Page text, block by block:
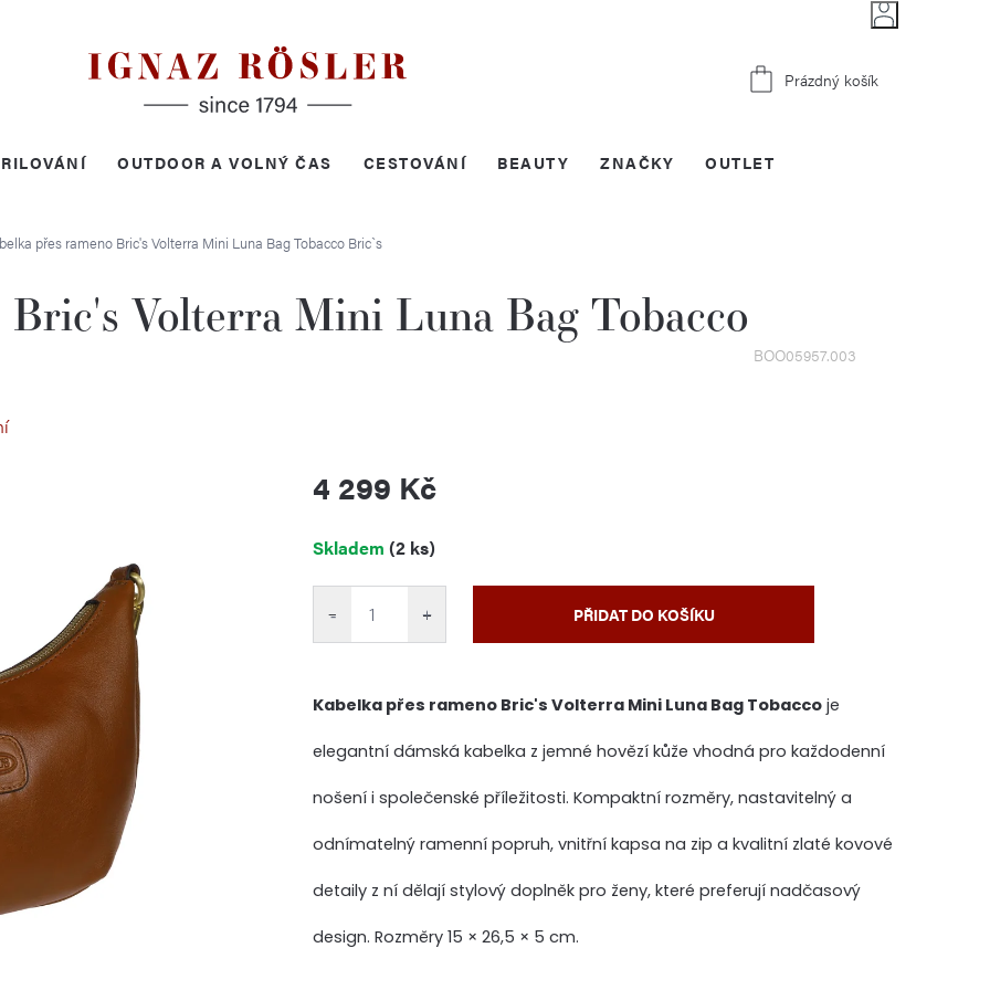
Nákupní
Prázdný košík
OUTDOOR A VOLNÝ ČAS CESTOVÁNÍ BEAUTY OUTLET
ZNAČKY
přes rameno Bric's Volterra Mini Luna Bag Tobacco Bric`s
Volterra Mini Luna Bag Tobacco
BOO05957.003
4 299 Kč
cena:
Skladem (2 ks)
+
− PŘIDAT DO KOŠÍKU
Kabelka přes rameno Bric's Volterra Mini Luna Bag Tobacco je
elegantní dámská kabelka z jemné hovězí kůže vhodná pro každodenní
nošení i společenské příležitosti. Kompaktní rozměry, nastavitelný a
odnímatelný ramenní popruh, vnitřní kapsa na zip a kvalitní zlaté kovové
detaily z ní dělají stylový doplněk pro ženy, které preferují nadčasový
design. Rozměry 15 × 26,5 × 5 cm.